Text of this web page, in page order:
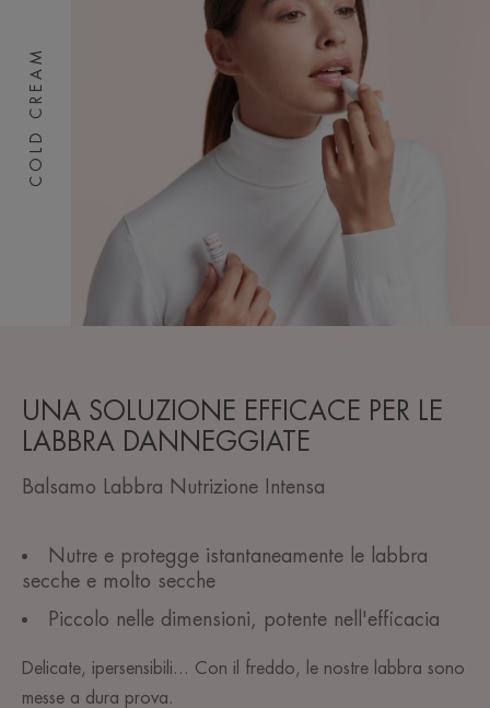
COLD CREAM
UNA SOLUZIONE EFFICACE PER LE
LABBRA DANNEGGIATE
Balsamo Labbra Nutrizione Intensa
Nutre e protegge istantaneamente le labbra
secche e molto secche
Piccolo nelle dimensioni, potente nell'efficacia
Delicate, ipersensibili... Con il freddo, le nostre labbra sono
messe a dura prova.